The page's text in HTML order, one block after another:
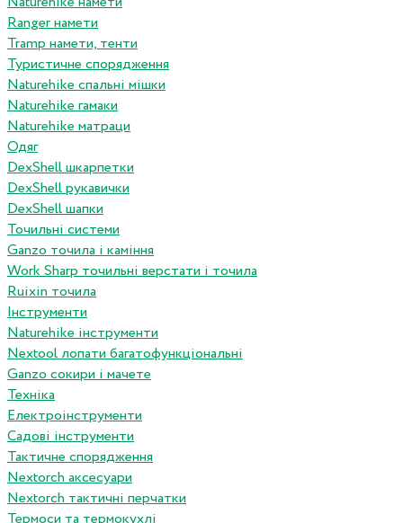
Ranger намети
Tramp намети, тенти
Туристичне спорядження
Naturehike спальні мішки
Naturehike гамаки
Naturehike матраци
Одяг
DexShell шкарпетки
DexShell рукавички
DexShell шапки
Точильні системи
Ganzo точила і каміння
Work Sharp точильні верстати і точила
Ruixin точила
Інструменти
Naturehike інструменти
Nextool лопати багатофункціональні
Ganzo сокири і мачете
Техніка
Електроінструменти
Садові інструменти
Тактичне спорядження
Nextorch аксесуари
Nextorch тактичні перчатки